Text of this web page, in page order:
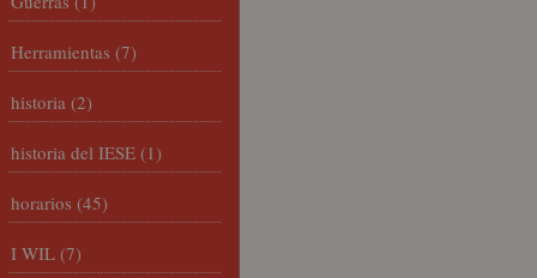
Herramientas (7)
historia (2)
historia del IESE (1)
horarios (45)
I WIL (7)